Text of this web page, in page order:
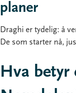
planer
Draghi er tydelig: å
De som starter nå,
Hva betyr